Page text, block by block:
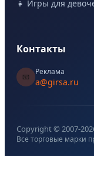
👧 Игры для
Контакты
📧
Реклама
a@girsa.ru
Copyright © 2007-
Все торговые марки